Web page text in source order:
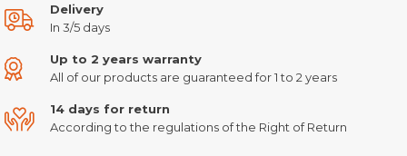
Delivery
In 3/5 days
Up to 2 years warranty
All of our products are guaranteed for 1 to 2 years
14 days for return
According to the regulations of the Right of Return